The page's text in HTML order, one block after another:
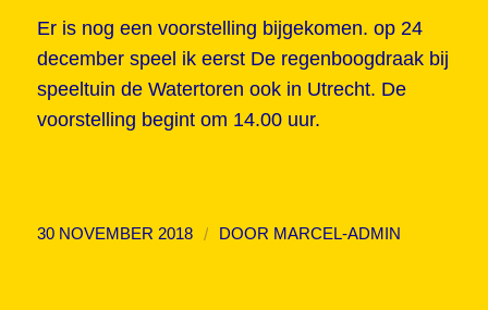
Er is nog een voorstelling bijgekomen. op 24
december speel ik eerst De regenboogdraak bij
speeltuin de Watertoren ook in Utrecht. De
voorstelling begint om 14.00 uur.
30 NOVEMBER 2018 / DOOR MARCEL-ADMIN